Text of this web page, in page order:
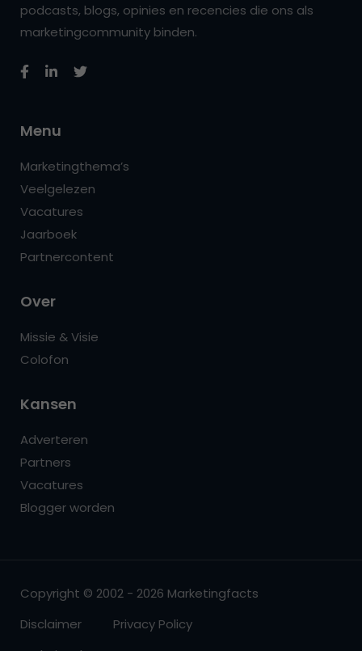
podcasts, blogs, opinies en recencies die ons als
marketingcommunity binden.
Menu
Marketingthema’s
Veelgelezen
Vacatures
Jaarboek
Partnercontent
Over
Missie & Visie
Colofon
Kansen
Adverteren
Partners
Vacatures
Blogger worden
Copyright © 2002 - 2026 Marketingfacts
Disclaimer
Privacy Policy